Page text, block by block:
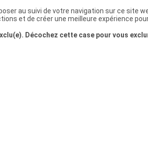
au suivi de votre navigation sur ce site
et de créer une meilleure expérience
Décochez cette case pour vous